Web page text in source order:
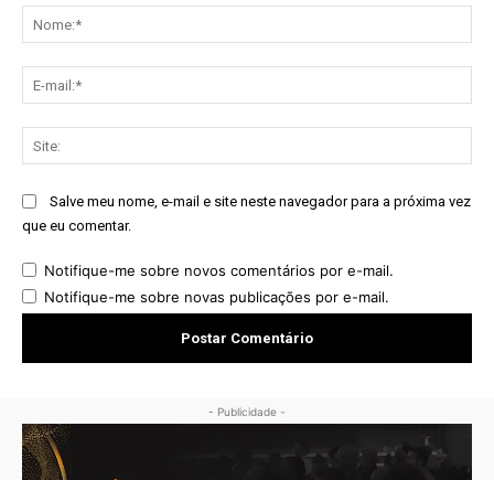
Salve meu nome, e-mail e site neste navegador para a próxima vez
que eu comentar.
Notifique-me sobre novos comentários por e-mail.
Notifique-me sobre novas publicações por e-mail.
- Publicidade -